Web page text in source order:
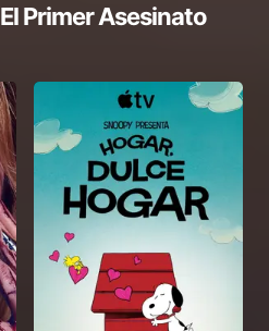
El Primer Asesinato